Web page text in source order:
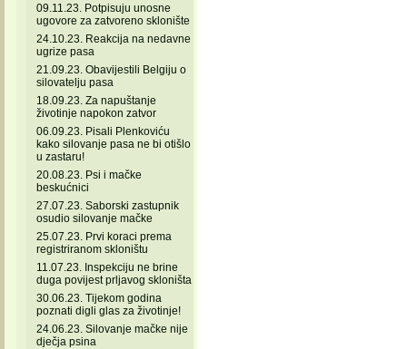
09.11.23. Potpisuju unosne
ugovore za zatvoreno sklonište
24.10.23. Reakcija na nedavne
ugrize pasa
21.09.23. Obavijestili Belgiju o
silovatelju pasa
18.09.23. Za napuštanje
životinje napokon zatvor
06.09.23. Pisali Plenkoviću
kako silovanje pasa ne bi otišlo
u zastaru!
20.08.23. Psi i mačke
beskućnici
27.07.23. Saborski zastupnik
osudio silovanje mačke
25.07.23. Prvi koraci prema
registriranom skloništu
11.07.23. Inspekciju ne brine
duga povijest prljavog skloništa
30.06.23. Tijekom godina
poznati digli glas za životinje!
24.06.23. Silovanje mačke nije
dječja psina